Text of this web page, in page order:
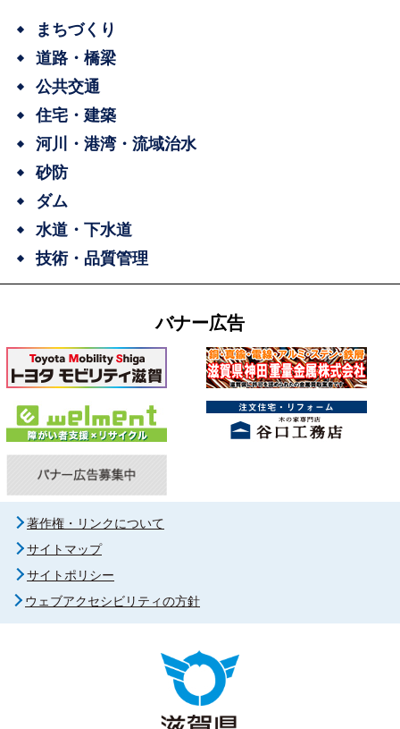
まちづくり
道路・橋梁
公共交通
住宅・建築
河川・港湾・流域治水
砂防
ダム
水道・下水道
技術・品質管理
バナー広告
著作権・リンクについて
サイトマップ
サイトポリシー
ウェブアクセシビリティの方針